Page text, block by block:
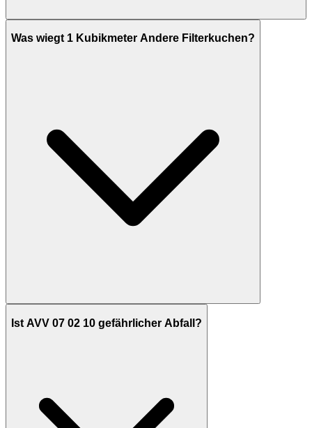
Was wiegt 1 Kubikmeter Andere Filterkuchen?
Ist AVV 07 02 10 gefährlicher Abfall?